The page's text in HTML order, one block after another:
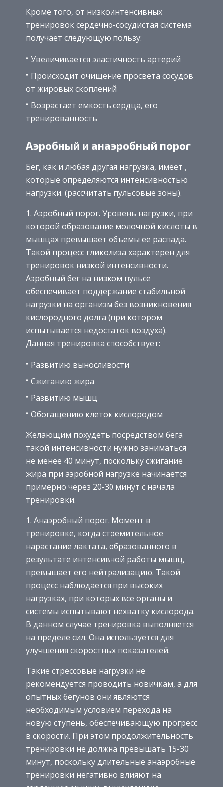
Кроме того, от низкоинтенсивных
тренировок сердечно-сосудистая система
получает следующую пользу:
Увеличивается эластичность артерий
Происходит очищение просвета сосудов
от жировых скоплений
Возрастает емкость сердца, его
тренированность
Аэробный и анаэробный порог
Бег, как и любая другая нагрузка, имеет ,
которые определяются интенсивностью
нагрузки. (рассчитать пульсовые зоны).
Аэробный порог. Уровень нагрузки, при
которой образование молочной кислоты в
мышцах превышает объемы ее распада.
Такой процесс гликолиза характерен для
тренировок низкой интенсивности.
Аэробный бег на низком пульсе
обеспечивает поддержание стабильной
нагрузки на организм без возникновения
кислородного долга (при котором
испытывается недостаток воздуха).
Данная тренировка способствует:
Развитию выносливости
Сжиганию жира
Развитию мышц
Обогащению клеток кислородом
Желающим похудеть посредством бега
такой интенсивности нужно заниматься
не менее 40 минут, поскольку сжигание
жира при аэробной нагрузке начинается
примерно через 20-30 минут с начала
тренировки.
Анаэробный порог. Момент в
тренировке, когда стремительное
нарастание лактата, образованного в
результате интенсивной работы мышц,
превышает его нейтрализацию. Такой
процесс наблюдается при высоких
нагрузках, при которых все органы и
системы испытывают нехватку кислорода.
В данном случае тренировка выполняется
на пределе сил. Она используется для
улучшения скоростных показателей.
Такие стрессовые нагрузки не
рекомендуется проводить новичкам, а для
опытных бегунов они являются
необходимым условием перехода на
новую ступень, обеспечивающую прогресс
в скорости. При этом продолжительность
тренировки не должна превышать 15-30
минут, поскольку длительные анаэробные
тренировки негативно влияют на